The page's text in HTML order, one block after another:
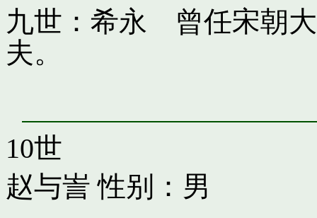
九世：希永 曾任宋朝
夫。
10世
赵与訔 性别：男